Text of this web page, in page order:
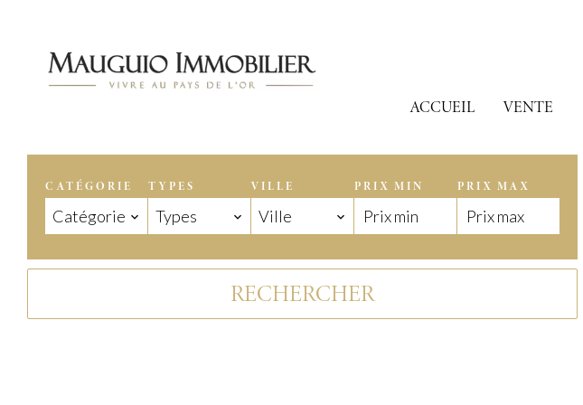
ACCUEIL VENTE
CATÉGORIE
Catégorie
TYPES
Types
VILLE
Ville
PRIX MIN PRIX MAX
RECHERCHER